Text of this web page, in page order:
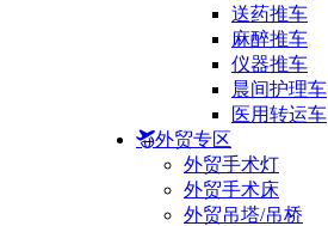
送药推车
麻醉推车
仪器推车
晨间护理车
医用转运车
外贸专区
外贸手术灯
外贸手术床
外贸吊塔/吊桥